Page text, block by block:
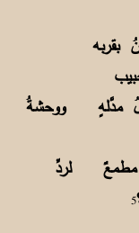
بقربه
مدَّلهٍ ووحشةُ
مطمعٌ لردِّ
5